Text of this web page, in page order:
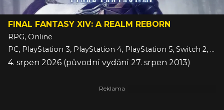
FINAL FANTASY XIV: A REALM REBORN
RPG, Online
PC, PlayStation 3, PlayStation 4, PlayStation 5, Switch 2, Xbox Series
4. srpen 2026 (původní vydání 27. srpen 2013)